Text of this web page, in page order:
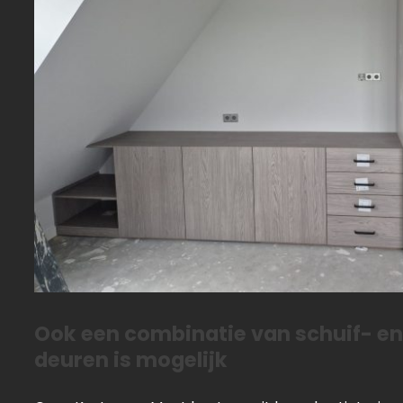
Ook een combinatie van schuif-
deuren is mogelijk